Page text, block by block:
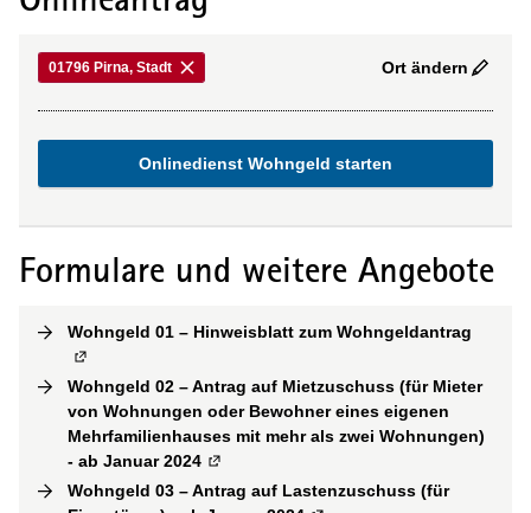
01796 Pirna, Stadt Ort ändern
Onlinedienst Wohngeld starten
Formulare und weitere Angebote
Wohngeld 01 – Hinweisblatt zum Wohngeldantrag
Wohngeld 02 – Antrag auf Mietzuschuss (für Mieter
von Wohnungen oder Bewohner eines eigenen
Mehrfamilienhauses mit mehr als zwei Wohnungen)
- ab Januar 2024 Externe Verlinkung
Wohngeld 03 – Antrag auf Lastenzuschuss (für